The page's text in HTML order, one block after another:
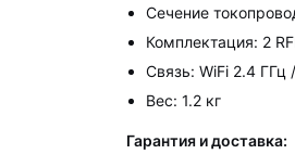
Сечение
Комплектация: 2
Связь: WiFi 2.4 ГГц
Вес: 1.2 кг
Гарантия и доставка: